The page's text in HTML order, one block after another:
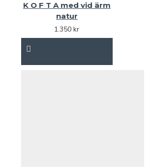
K O F T A med vid ärm
natur
1.350 kr